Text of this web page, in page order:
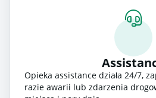
Opieka assistance działa 24/7,
razie awarii lub zdarzenia